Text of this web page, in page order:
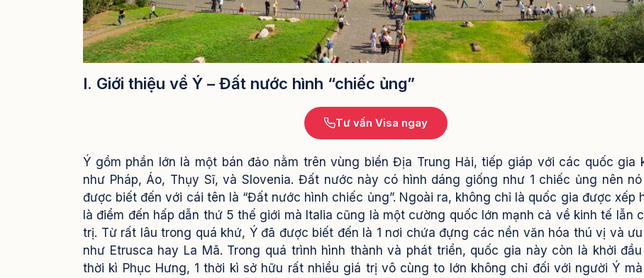
I. Giới thiệu về Ý – Đất nước hình “chiếc ủng”
Tư vấn Visa ngay
Ý gồm phần lớn là một bán đảo nằm trên vùng biển Địa Trung Hải, tiếp giáp với các quốc gia
như Pháp, Áo, Thụy Sĩ, và Slovenia. Đất nước này có hình dáng giống như 1 chiếc ủng nên
được biết đến với cái tên là “Đất nước hình chiếc ủng”. Ngoài ra, không chỉ là quốc gia được xếp
là điểm đến hấp dẫn thứ 5 thế giới mà Italia cũng là một cường quốc lớn mạnh cả về kinh tế lẫn
trị. Từ rất lâu trong quá khứ, Ý đã được biết đến là 1 nơi chứa đựng các nền văn hóa thú vị và
như Etrusca hay La Mã. Trong quá trình hình thành và phát triển, quốc gia này còn là khởi
thời kì Phục Hưng, 1 thời kì sở hữu rất nhiều giá trị vô cùng to lớn không chỉ đối với người Ý